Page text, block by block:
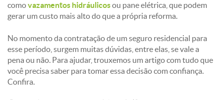
comovazamentos hidráulicosou pane elétrica, que podem
gerar um custo mais alto do que a própria reforma.
No momento da contratação de um seguro residencial para
esse período, surgem muitas dúvidas, entre elas, se vale a
pena ou não. Para ajudar, trouxemos um artigo com tudo que
você precisa saber para tomar essa decisão com confiança.
Confira.